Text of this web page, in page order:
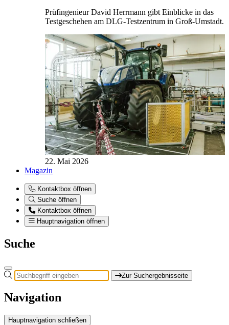
Prüfingenieur David Herrmann gibt Einblicke in das
Testgeschehen am DLG-Testzentrum in Groß-Umstadt.
22. Mai 2026
Magazin
Kontaktbox öffnen
Suche öffnen
Kontaktbox öffnen
Hauptnavigation öffnen
Suche
Zur Suchergebnisseite
Navigation
Hauptnavigation schließen